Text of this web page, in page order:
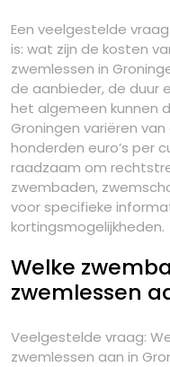
Een veelgestelde
is: wat zijn de kosten
zwemlessen in
de aanbieder, de duur
het algemeen kunnen
Groningen variëren
honderden euro’s per
raadzaam om
zwembaden,
voor specifieke
kortingsmogelijkheden.
Welke
zwemlessen
Veelgestelde vraag:
zwemlessen aan in